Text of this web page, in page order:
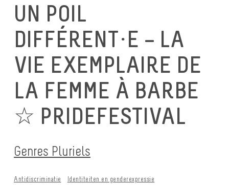
UN POIL
DIFFÉRENT·E – LA
VIE EXEMPLAIRE DE
LA FEMME À BARBE
☆ PRIDEFESTIVAL
Genres Pluriels
Antidiscriminatie
Identiteiten en genderexpressie